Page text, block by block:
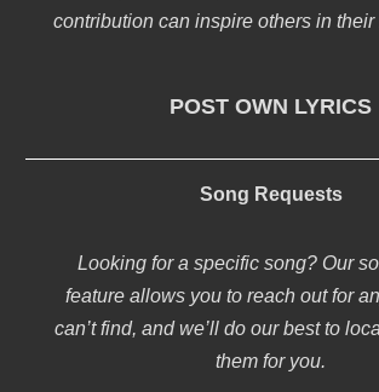
contribution can inspire others in their
POST OWN LYRICS
Song Requests
Looking for a specific song? Our
feature allows you to reach out for
can’t find, and we’ll do our best to
them for you.